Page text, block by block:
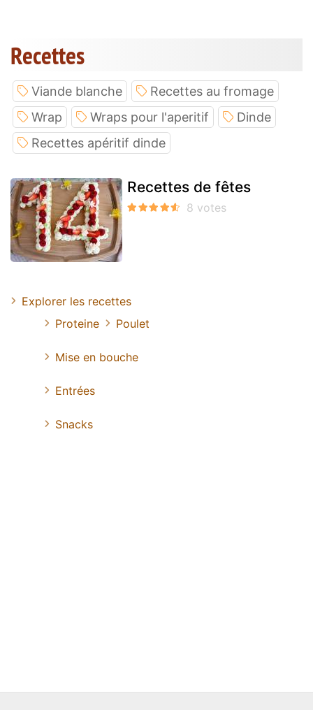
Recettes
Viande blanche
Recettes au fromage
Wrap
Wraps pour l'aperitif
Dinde
Recettes apéritif dinde
Recettes de fêtes
Explorer les recettes
Proteine
Poulet
Mise en bouche
Entrées
Snacks